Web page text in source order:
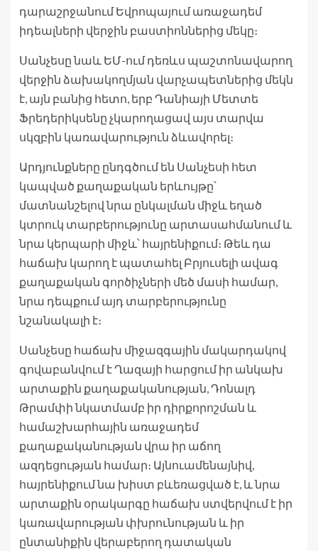
դարաշրջանում Եվրոպայում առաջադեմ
իդեալների վերջին բաստիոններից մեկը։
Սանչեսը նաև ԵՄ-ում դեռևս պաշտոնավարող
վերջին ձախակողմյան վարչապետներից մեկն
է, այն բանից հետո, երբ Դանիայի Մետտե
Ֆրեդերիկսենը չկարողացավ այս տարվա
սկզբին կառավարություն ձևավորել։
Արդյունքները ընդգծում են Սանչեսի հետ
կապված քաղաքական երևույթը՝
մատնանշելով նրա ընկալման միջև եղած
կտրուկ տարբերությունը արտասահմանում և
նրա կերպարի միջև՝ հայրենիքում։ Թեև դա
հաճախ կարող է պատահել Բրյուսելի ավագ
քաղաքական գործիչների մեծ մասի համար,
նրա դեպքում այդ տարբերությունը
նշանակալի է։
Սանչեսը հաճախ միջազգային մակարդակով
գովաբանվում է Ղազայի հարցում իր անկախ
արտաքին քաղաքականության, Դոնալդ
Թրամփի նկատմամբ իր դիրքորոշման և
համաշխարհային առաջադեմ
քաղաքականության վրա իր աճող
ազդեցության համար։ Այնուամենայնիվ,
հայրենիքում նա խիստ բևեռացված է, և նրա
արտաքին օրակարգը հաճախ ստվերվում է իր
կառավարության փխրունության և իր
ընտանիքին վերաբերող դատական ​​